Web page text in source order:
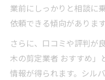
業前にしっかりと相談に
依頼できる傾向があります
さらに、口コミや評判が
木の剪定業者 おすすめ」
情報が得られます。シル